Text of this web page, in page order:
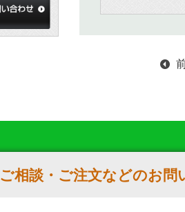
ご相談・ご注文などのお問